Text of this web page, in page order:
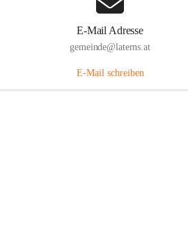
E-Mail Adresse
gemeinde@laterns.at
E-Mail schreiben